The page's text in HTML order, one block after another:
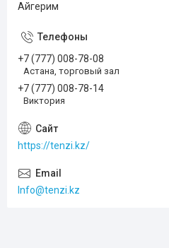
Айгерим
+7 (777) 008-78-08
Астана, торговый зал
+7 (777) 008-78-14
Виктория
https://tenzi.kz/
Info@tenzi.kz